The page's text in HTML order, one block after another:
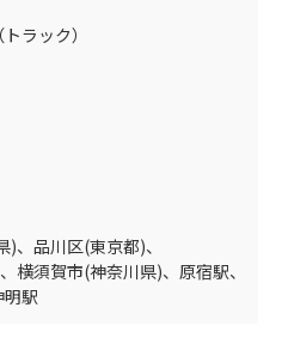
ラック）
)、 品川区(東京都)、
、 横須賀市(神奈川県)、 原宿駅、
駅